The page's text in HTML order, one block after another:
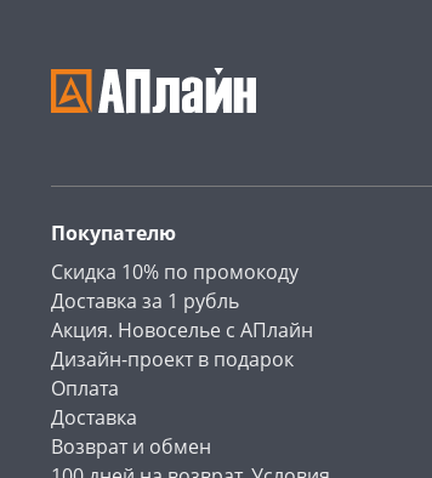
Покупателю
Скидка 10% по промокоду
Доставка за 1 рубль
Акция. Новоселье с АПлайн
Дизайн-проект в подарок
Оплата
Доставка
Возврат и обмен